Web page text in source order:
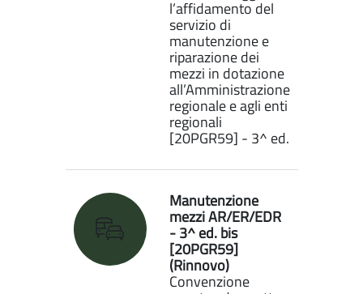
l’affidamento del
servizio di
manutenzione e
riparazione dei
mezzi in dotazione
all’Amministrazione
regionale e agli enti
regionali
[20PGR59] - 3^ ed.
Manutenzione
mezzi AR/ER/EDR
- 3^ ed. bis
[20PGR59]
(Rinnovo)
Convenzione